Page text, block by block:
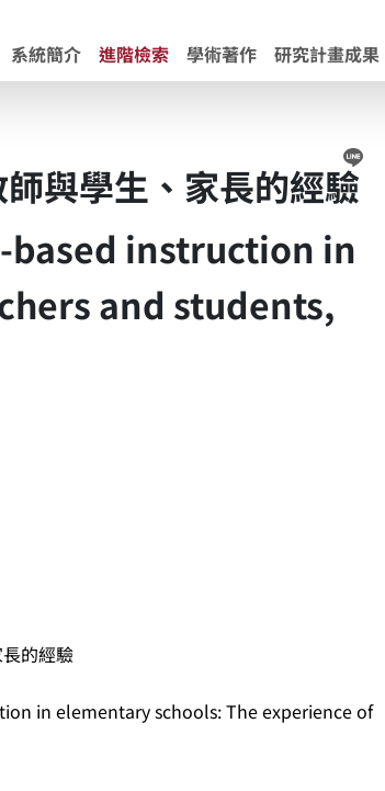
系統簡介 進階檢索 學術著作 研究計畫成果
Line
與學生、家長的經驗
based instruction in
and students,
的經驗
in elementary schools: The experience of